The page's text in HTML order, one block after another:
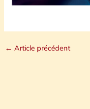
← Article précédent